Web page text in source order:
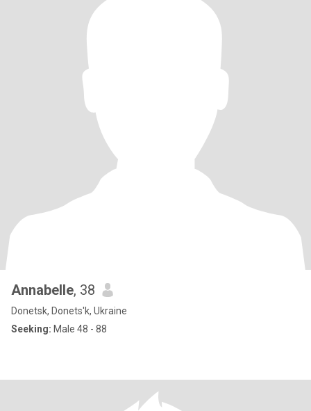
Annabelle, 38
Donetsk, Donets'k, Ukraine
Seeking: Male 48 - 88